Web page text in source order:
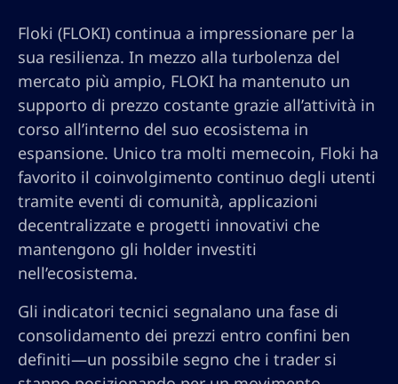
Floki (FLOKI) continua a impressionare per la
sua resilienza. In mezzo alla turbolenza del
mercato più ampio, FLOKI ha mantenuto un
supporto di prezzo costante grazie all’attività in
corso all’interno del suo ecosistema in
espansione. Unico tra molti memecoin, Floki ha
favorito il coinvolgimento continuo degli utenti
tramite eventi di comunità, applicazioni
decentralizzate e progetti innovativi che
mantengono gli holder investiti
nell’ecosistema.
Gli indicatori tecnici segnalano una fase di
consolidamento dei prezzi entro confini ben
definiti—un possibile segno che i trader si